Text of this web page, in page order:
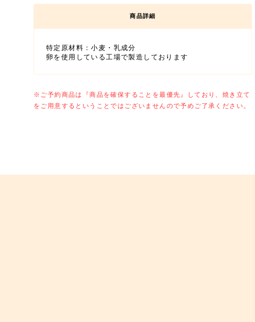
特定原材料：小麦・乳成分
卵を使用している工場で製造しております
※ご予約商品は『商品を確保することを最優先』しており、焼き立て
をご用意するということではございませんので予めご了承ください。